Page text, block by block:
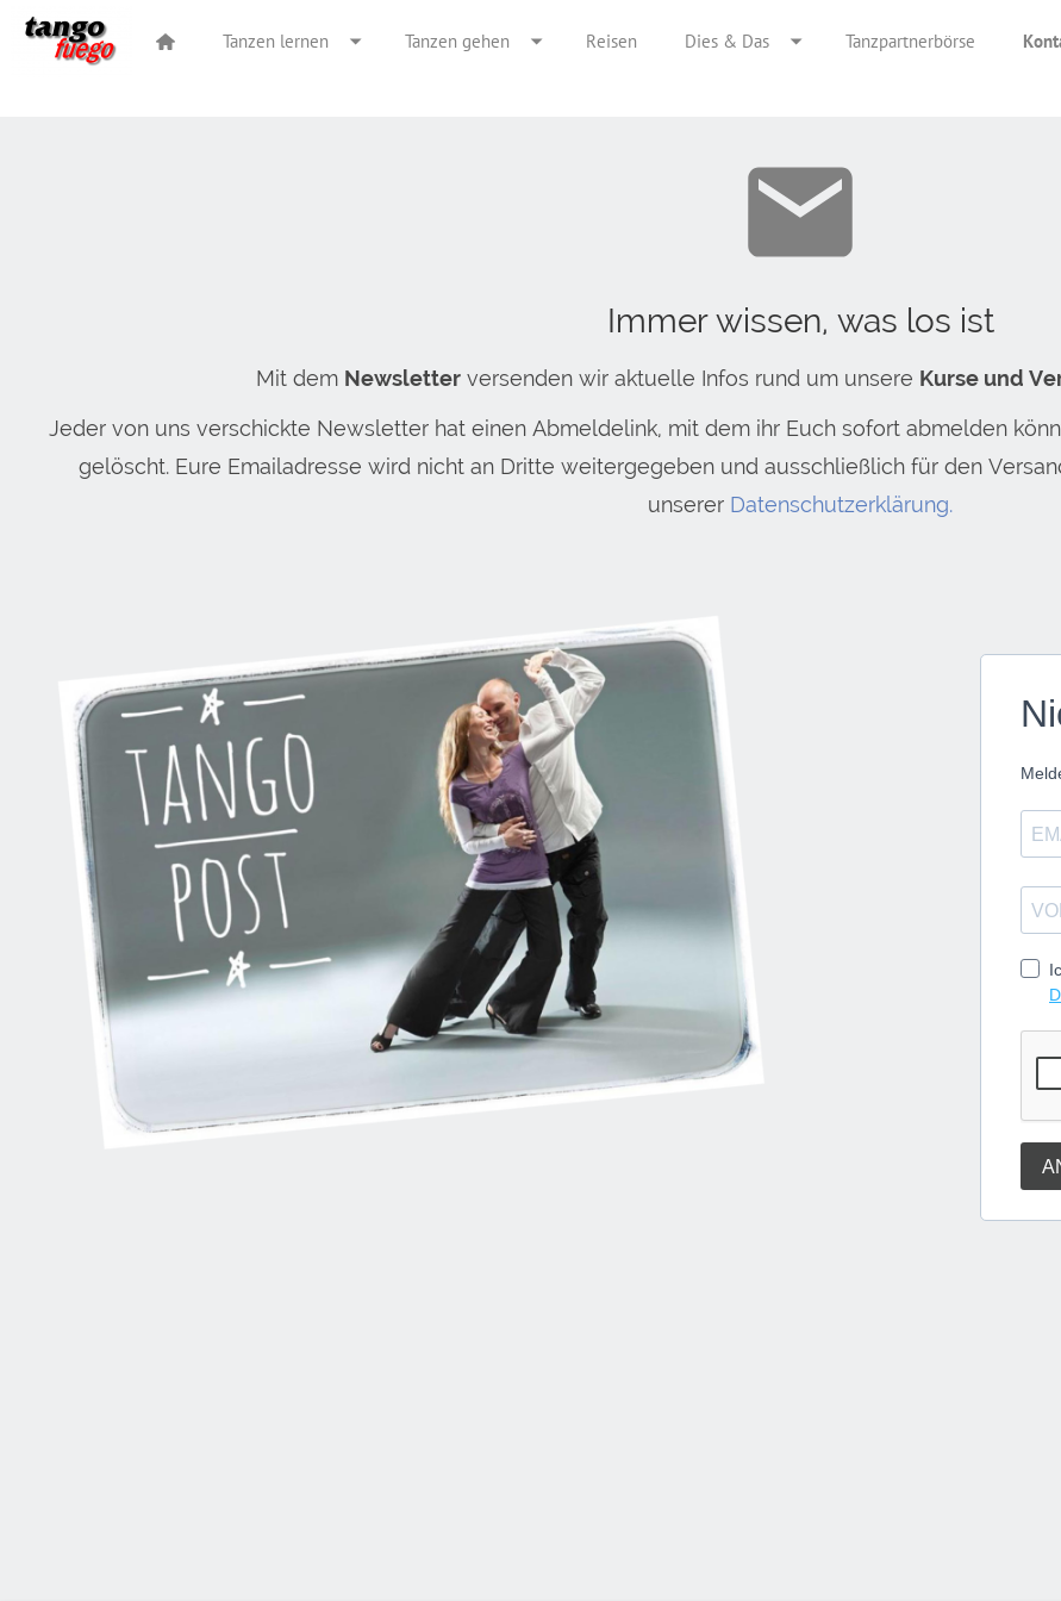
Tanzen lernen Tanzen gehen Reisen Dies & Das Tanzpartnerbörse
Immer wissen, was los ist
Mit dem Newsletter versenden wir aktuelle Infos rund um unsere Kurse und
Jeder von uns verschickte Newsletter hat einen Abmeldelink, mit dem ihr Euch sofort abmelden
gelöscht. Eure Emailadresse wird nicht an Dritte weitergegeben und ausschließlich für den
unserer Datenschutzerklärung.